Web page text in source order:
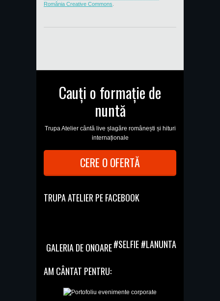
România Creative Commons
Cauți o formație de
nuntă
Trupa Atelier cântă live șlagăre românești și hituri
internaționale
CERE O OFERTĂ
TRUPA ATELIER PE FACEBOOK
GALERIA DE ONOARE#SELFIE #LANUNTA
AM CÂNTAT PENTRU: